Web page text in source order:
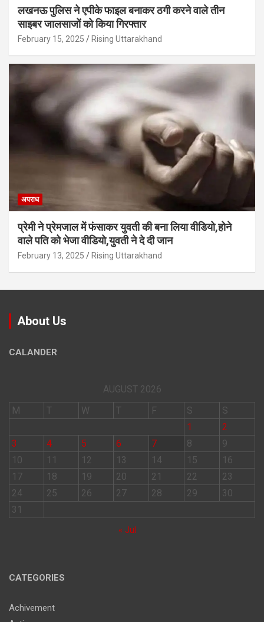
लखनऊ पुलिस ने एपीके फाइल बनाकर ठगी करने वाले तीन
साइबर जालसाजों को किया गिरफ्तार
February 15, 2025 Rising Uttarakhand
अपराध
प्रेमी ने प्रेमजाल में फंसाकर युवती की बना लिया वीडियो,होने
वाले पत‍ि को भेजा वीड‍ियो,युवती ने दे दी जान
February 13, 2025 Rising Uttarakhand
About Us
CALANDER
AUGUST 2026
M
T W T F S
S
1
2
3
4 5 6 7 8
9
10
11 12 13 14 15
16
17
18 19 20 21 22
23
24
25 26 27 28 29
30
31
« Jul
CATEGORIES
Achivement